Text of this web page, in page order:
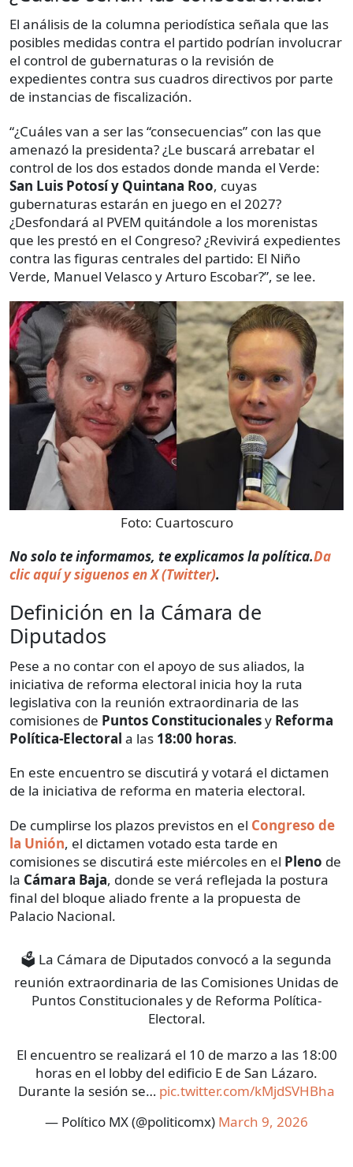
El análisis de la columna periodística señala que las
posibles medidas contra el partido podrían involucrar
el control de gubernaturas o la revisión de
expedientes contra sus cuadros directivos por parte
de instancias de fiscalización.
“¿Cuáles van a ser las “consecuencias” con las que
amenazó la presidenta? ¿Le buscará arrebatar el
control de los dos estados donde manda el Verde:
San Luis Potosí y Quintana Roo, cuyas
gubernaturas estarán en juego en el 2027?
¿Desfondará al PVEM quitándole a los morenistas
que les prestó en el Congreso? ¿Revivirá expedientes
contra las figuras centrales del partido: El Niño
Verde, Manuel Velasco y Arturo Escobar?”, se lee.
Foto: Cuartoscuro
​​No solo te informamos, te explicamos la política.Da
clic aquí y siguenos en X (Twitter).
Definición en la Cámara de
Diputados
Pese a no contar con el apoyo de sus aliados, la
iniciativa de reforma electoral inicia hoy la ruta
legislativa con la reunión extraordinaria de las
comisiones de Puntos Constitucionalesy Reforma
Política-Electoral a las 18:00 horas.
En este encuentro se discutirá y votará el dictamen
de la iniciativa de reforma en materia electoral.
De cumplirse los plazos previstos en el Congreso de
la Unión, el dictamen votado esta tarde en
comisiones se discutirá este miércoles en el Pleno de
la Cámara Baja, donde se verá reflejada la postura
final del bloque aliado frente a la propuesta de
Palacio Nacional.
🗳️ La Cámara de Diputados convocó a la segunda
reunión extraordinaria de las Comisiones Unidas de
Puntos Constitucionales y de Reforma Política-
Electoral.
El encuentro se realizará el 10 de marzo a las 18:00
horas en el lobby del edificio E de San Lázaro.
Durante la sesión se… pic.twitter.com/kMjdSVHBha
— Político MX (@politicomx) March 9, 2026